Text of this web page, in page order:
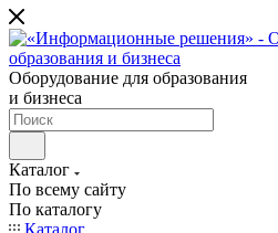
Оборудование для образования
и бизнеса
Каталог
По всему сайту
По каталогу
Каталог